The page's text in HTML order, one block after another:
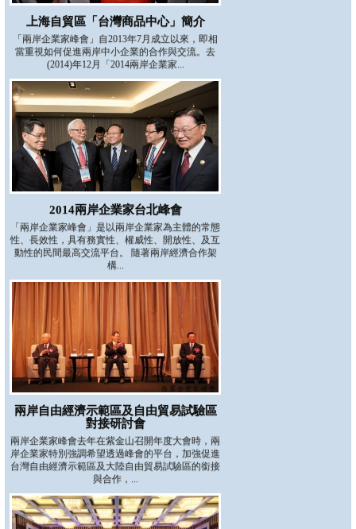
上海自貿區「台灣商品中心」簡介
「兩岸企業家峰會」自2013年7月成立以來，即相
當重視如何促進兩岸中小企業的合作與交流。去
(2014)年12月「2014兩岸企業家...
2014兩岸企業家台北峰會
「兩岸企業家峰會」是以兩岸企業家為主體的常態
性、長效性，具有務實性、權威性、開放性、及互
動性的民間最高交流平台。 隨著兩岸經濟合作架
構...
兩岸自由經濟示範區及自由貿易試驗區
對接研討會
兩岸企業家峰會去年在紫金山召開年度大會時，兩
岸企業家特別強調希望透過峰會的平台，加強促進
台灣自由經濟示範區及大陸自由貿易試驗區的銜接
與合作，...